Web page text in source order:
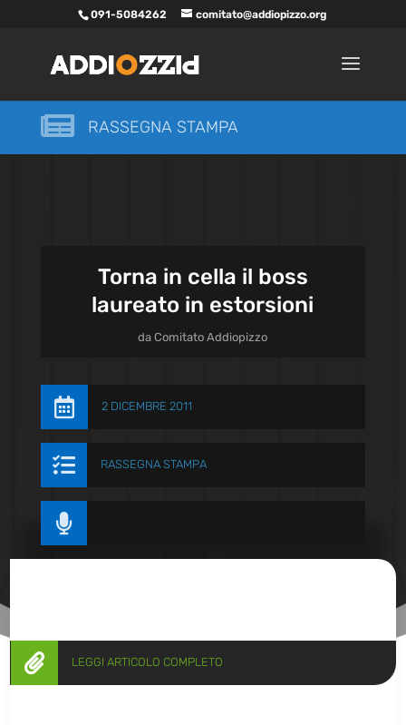
091-5084262 comitato@addiopizzo.org
 RASSEGNA STAMPA
Torna in cella il boss
laureato in estorsioni
daComitato Addiopizzo
 2 DICEMBRE 2011
 RASSEGNA STAMPA

 LEGGI ARTICOLO COMPLETO